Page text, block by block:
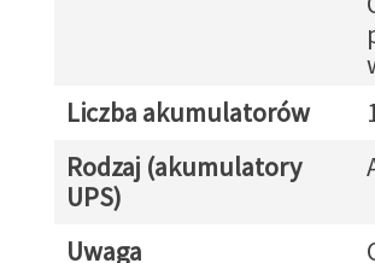
Liczba akumulatorów
Rodzaj (akumulatory
UPS)
Uwaga